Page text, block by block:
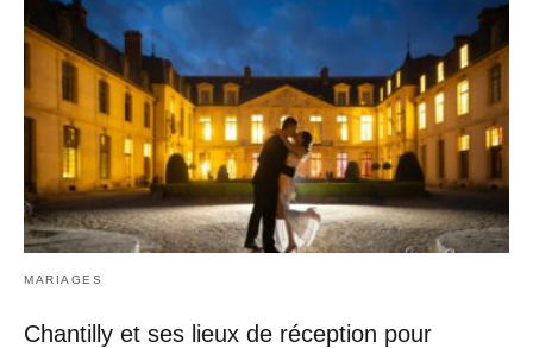
MARIAGES
Chantilly et ses lieux de réception pour